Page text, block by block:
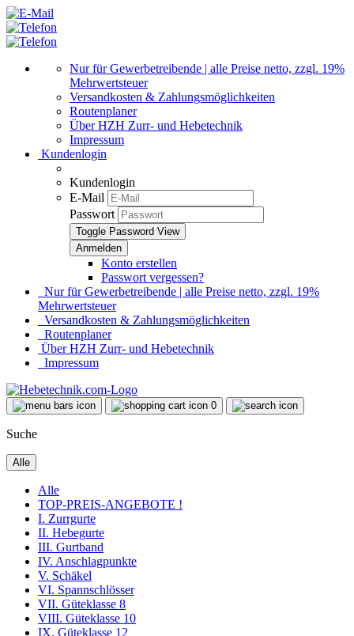
Nur für Gewerbetreibende | alle Preise netto, zzgl. 19%
Mehrwertsteuer
Versandkosten & Zahlungsmöglichkeiten
Routenplaner
Über HZH Zurr- und Hebetechnik
Impressum
Kundenlogin
Kundenlogin
E-Mail
Passwort
Toggle Password View
Konto erstellen
Passwort vergessen?
Nur für Gewerbetreibende | alle Preise netto, zzgl. 19%
Mehrwertsteuer
Versandkosten & Zahlungsmöglichkeiten
Routenplaner
Über HZH Zurr- und Hebetechnik
Impressum
0
Suche
Alle
Alle
TOP-PREIS-ANGEBOTE !
I. Zurrgurte
II. Hebegurte
III. Gurtband
IV. Anschlagpunkte
V. Schäkel
VI. Spannschlösser
VII. Güteklasse 8
VIII. Güteklasse 10
IX. Güteklasse 12